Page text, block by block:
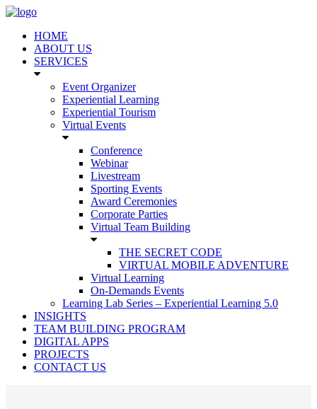
HOME
ABOUT US
SERVICES
Event Organizer
Experiential Learning
Experiential Tourism
Virtual Events
Conference
Webinar
Livestream
Sporting Events
Award Ceremonies
Corporate Parties
Virtual Team Building
THE SECRET CODE
VIRTUAL MOBILE ADVENTURE
Virtual Learning
On-Demands Events
Learning Lab Series – Experiential Learning 5.0
INSIGHTS
TEAM BUILDING PROGRAM
DIGITAL APPS
PROJECTS
CONTACT US